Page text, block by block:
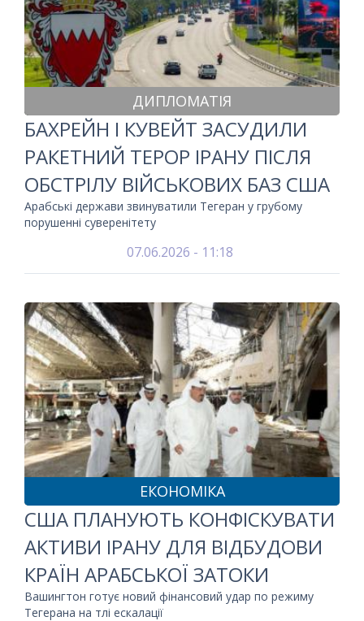
ДИПЛОМАТІЯ
БАХРЕЙН І КУВЕЙТ ЗАСУДИЛИ
РАКЕТНИЙ ТЕРОР ІРАНУ ПІСЛЯ
ОБСТРІЛУ ВІЙСЬКОВИХ БАЗ США
Арабські держави звинуватили Тегеран у грубому
порушенні суверенітету
07.06.2026 - 11:18
ЕКОНОМІКА
США ПЛАНУЮТЬ КОНФІСКУВАТИ
АКТИВИ ІРАНУ ДЛЯ ВІДБУДОВИ
КРАЇН АРАБСЬКОЇ ЗАТОКИ
Вашингтон готує новий фінансовий удар по режиму
Тегерана на тлі ескалації